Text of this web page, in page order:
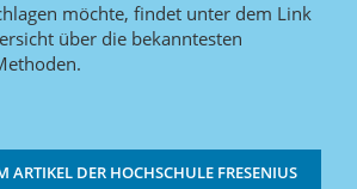
möchte, findet unter dem Link
über die bekanntesten
ARTIKEL DER HOCHSCHULE FRESENIUS